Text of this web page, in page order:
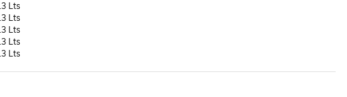
Lts
Lts
Lts
Lts
Lts